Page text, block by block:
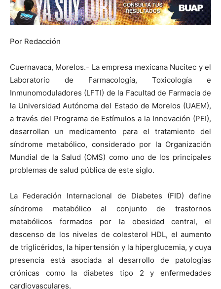
Por Redacción
Cuernavaca, Morelos.- La empresa mexicana Nucitec y el
Laboratorio de Farmacología, Toxicología e
Inmunomoduladores (LFTI) de la Facultad de Farmacia de
la Universidad Autónoma del Estado de Morelos (UAEM),
a través del Programa de Estímulos a la Innovación (PEI),
desarrollan un medicamento para el tratamiento del
síndrome metabólico, considerado por la Organización
Mundial de la Salud (OMS) como uno de los principales
problemas de salud pública de este siglo.
La Federación Internacional de Diabetes (FID) define
síndrome metabólico al conjunto de trastornos
metabólicos formados por la obesidad central, el
descenso de los niveles de colesterol HDL, el aumento
de triglicéridos, la hipertensión y la hiperglucemia, y cuya
presencia está asociada al desarrollo de patologías
crónicas como la diabetes tipo 2 y enfermedades
cardiovasculares.